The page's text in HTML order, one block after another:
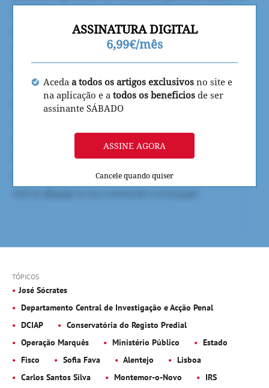
ASSINATURA DIGITAL
6,99€/mês
Aceda a todos os artigos exclusivos no site e
na aplicação e a todos os beneficios de ser
assinante SÁBADO
ASSINE AGORA
Cancele quando quiser
TÓPICOS
José Sócrates
Departamento Central de Investigação e Acção Penal
DCIAP
Conservatória do Registo Predial
Operação Marquês
Ministério Público
Estado
Fisco
Sofia Fava Alentejo
Lisboa
Carlos Santos Silva
Montemor-o-Novo IRS